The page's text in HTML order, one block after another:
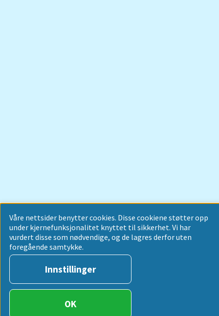
Våre nettsider benytter cookies. Disse cookiene støtter opp
under kjernefunksjonalitet knyttet til sikkerhet. Vi har
vurdert disse som nødvendige, og de lagres derfor uten
foregående samtykke.
Innstillinger
OK